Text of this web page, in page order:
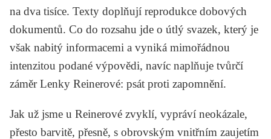
na dva tisíce. Texty doplňují reprodukce dobových
dokumentů. Co do rozsahu jde o útlý svazek, který je
však nabitý informacemi a vyniká mimořádnou
intenzitou podané výpovědi, navíc naplňuje tvůrčí
záměr Lenky Reinerové: psát proti zapomnění.
Jak už jsme u Reinerové zvyklí, vypráví neokázale,
přesto barvitě, přesně, s obrovským vnitřním zaujetím